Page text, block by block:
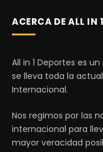
ACERCA DE ALL IN
All in 1 Deportes es
se lleva toda la
Internacional.
Nos regimos por las
internacional para
mayor veracidad